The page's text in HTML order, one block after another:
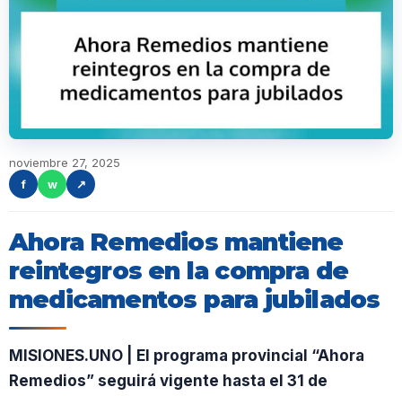
noviembre 27, 2025
f
w ↗
Ahora Remedios mantiene
reintegros en la compra de
medicamentos para jubilados
MISIONES.UNO | El programa provincial “Ahora
Remedios” seguirá vigente hasta el 31 de